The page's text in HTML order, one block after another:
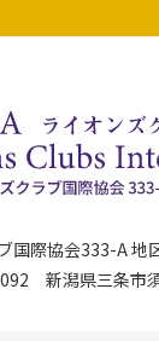
国際協会333-A 地
新潟県三条市